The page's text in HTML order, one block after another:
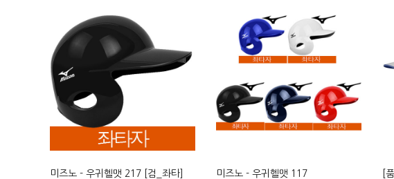
미즈노 - 우귀헬맷 217 [검_좌타]
미즈노 - 우귀헬맷 117
[